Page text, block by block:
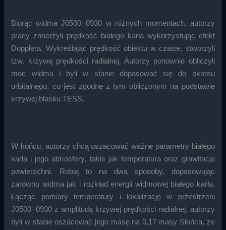
Biorąc widma J0500−0930 w różnych momentach, autorzy
pracy zmierzyli prędkość białego karła wykorzystując efekt
Dopplera. Wykreślając prędkość obiektu w czasie, stworzyli
tzw. krzywą prędkości radialnej. Autorzy ponownie obliczyli
moc widma i byli w stanie dopasować się do okresu
orbitalnego, co jest zgodne z tym obliczonym na podstawie
krzywej blasku TESS.
W końcu, autorzy chcą oszacować ważne parametry białego
karła i jego atmosfery, takie jak temperatura oraz grawitacja
powierzchni. Robią to na dwa sposoby, dopasowując
zarówno widma jak i rozkład energii widmowej białego karła.
Łącząc pomiary temperatury i lokalizację w przestrzeni
J0500−0930 z amplitudą krzywej prędkości radialnej, autorzy
byli w stanie oszacować jego masę na 0,17 masy Słońca, ze